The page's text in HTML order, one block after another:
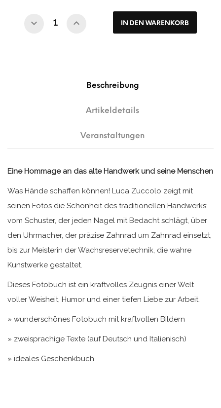
IN DEN WARENKORB
Beschreibung
Artikeldetails
Veranstaltungen
Eine Hommage an das alte Handwerk und seine Menschen
Was Hände schaffen können! Luca Zuccolo zeigt mit
seinen Fotos die Schönheit des traditionellen Handwerks:
vom Schuster, der jeden Nagel mit Bedacht schlägt, über
den Uhrmacher, der präzise Zahnrad um Zahnrad einsetzt,
bis zur Meisterin der Wachsreservetechnik, die wahre
Kunstwerke gestaltet.
Dieses Fotobuch ist ein kraftvolles Zeugnis einer Welt
voller Weisheit, Humor und einer tiefen Liebe zur Arbeit.
» wunderschönes Fotobuch mit kraftvollen Bildern
» zweisprachige Texte (auf Deutsch und Italienisch)
» ideales Geschenkbuch